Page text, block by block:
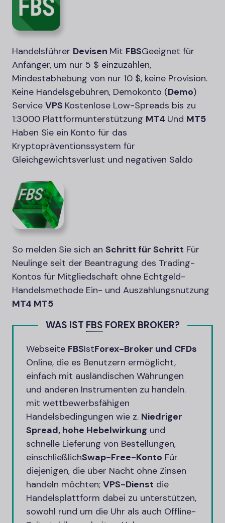
Handelsführer Devisen Mit FBSGeeignet für
Anfänger, um nur 5 $ einzuzahlen,
Mindestabhebung von nur 10 $, keine Provision.
Keine Handelsgebühren, Demokonto (Demo)
Service VPS Kostenlose Low-Spreads bis zu
1:3000 Plattformunterstützung MT4 Und MT5
Haben Sie ein Konto für das
Kryptopräventionssystem für
Gleichgewichtsverlust und negativen Saldo
So melden Sie sich an Schritt für Schritt Für
Neulinge seit der Beantragung des Trading-
Kontos für Mitgliedschaft ohne Echtgeld-
Handelsmethode Ein- und Auszahlungsnutzung
MT4 MT5
WAS IST FBS FOREX BROKER?
Webseite FBSIstForex-Broker und CFDs
Online, die es Benutzern ermöglicht,
einfach mit ausländischen Währungen
und anderen Instrumenten zu handeln.
mit wettbewerbsfähigen
Handelsbedingungen wie z. Niedriger
Spread, hohe Hebelwirkung und
schnelle Lieferung von Bestellungen,
einschließlichSwap-Free-Konto Für
diejenigen, die über Nacht ohne Zinsen
handeln möchten; VPS-Dienst die
Handelsplattform dabei zu unterstützen,
sowohl rund um die Uhr als auch Offline-